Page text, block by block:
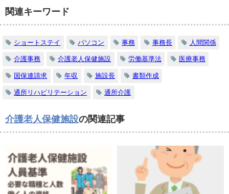
関連キーワード
ショートステイ パソコン 事務 事務長 人間関係
介護事務 介護老人保健施設 労働基準法 医療事務
国保連請求 年収 施設長 書類作成
通所リハビリテーション 通所介護
介護老人保健施設の関連記事